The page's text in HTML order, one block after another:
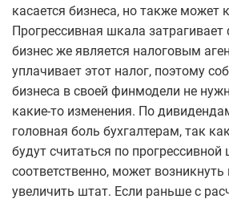
касается бизнеса, но также может
Прогрессивная шкала затрагивает
бизнес же является налоговым
уплачивает этот налог, поэтому
бизнеса в своей финмодели не
какие-то изменения. По
головная боль бухгалтерам, так
будут считаться по прогрессивной
соответственно, может
увеличить штат. Если раньше с